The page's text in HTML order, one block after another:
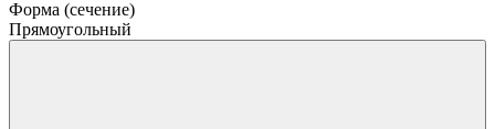
Форма (сечение)
Прямоугольный